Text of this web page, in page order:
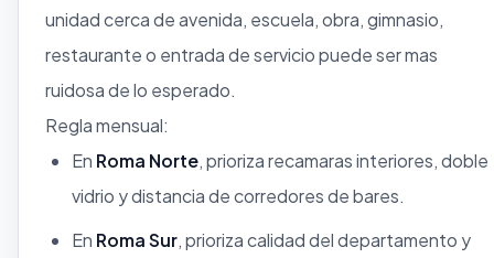
unidad cerca de avenida, escuela, obra, gimnasio,
restaurante o entrada de servicio puede ser mas
ruidosa de lo esperado.
Regla mensual:
En Roma Norte, prioriza recamaras interiores, doble
vidrio y distancia de corredores de bares.
En Roma Sur, prioriza calidad del departamento y